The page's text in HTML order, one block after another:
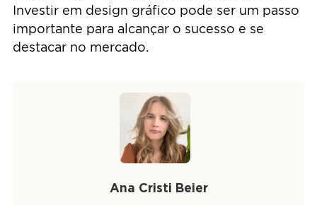
Investir em design gráfico pode ser um passo
importante para alcançar o sucesso e se
destacar no mercado.
Ana Cristi Beier